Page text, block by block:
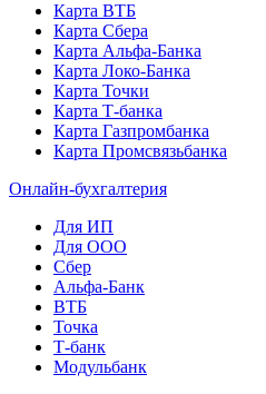
Карта ВТБ
Карта Сбера
Карта Альфа-Банка
Карта Локо-Банка
Карта Точки
Карта Т-банка
Карта Газпромбанка
Карта Промсвязьбанка
Онлайн-бухгалтерия
Для ИП
Для ООО
Сбер
Альфа-Банк
ВТБ
Точка
Т-банк
Модульбанк